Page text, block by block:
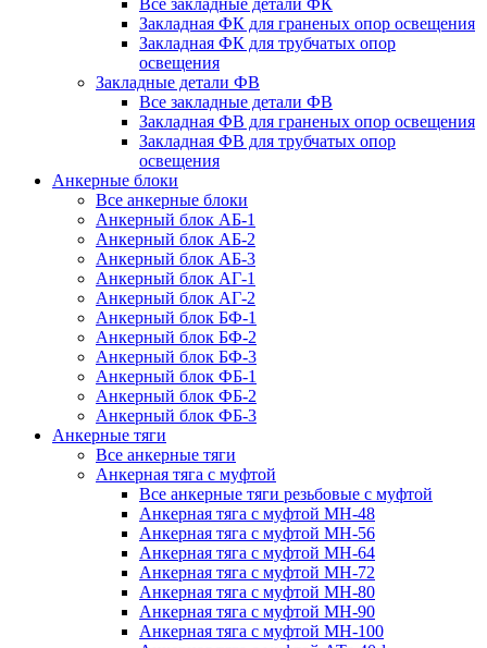
Все закладные детали ФК
Закладная ФК для граненых опор освещения
Закладная ФК для трубчатых опор
освещения
Закладные детали ФВ
Все закладные детали ФВ
Закладная ФВ для граненых опор освещения
Закладная ФВ для трубчатых опор
освещения
Анкерные блоки
Все анкерные блоки
Анкерный блок АБ-1
Анкерный блок АБ-2
Анкерный блок АБ-3
Анкерный блок АГ-1
Анкерный блок АГ-2
Анкерный блок БФ-1
Анкерный блок БФ-2
Анкерный блок БФ-3
Анкерный блок ФБ-1
Анкерный блок ФБ-2
Анкерный блок ФБ-3
Анкерные тяги
Все анкерные тяги
Анкерная тяга с муфтой
Все анкерные тяги резьбовые с муфтой
Анкерная тяга с муфтой МН-48
Анкерная тяга с муфтой МН-56
Анкерная тяга с муфтой МН-64
Анкерная тяга с муфтой МН-72
Анкерная тяга с муфтой МН-80
Анкерная тяга с муфтой МН-90
Анкерная тяга с муфтой МН-100